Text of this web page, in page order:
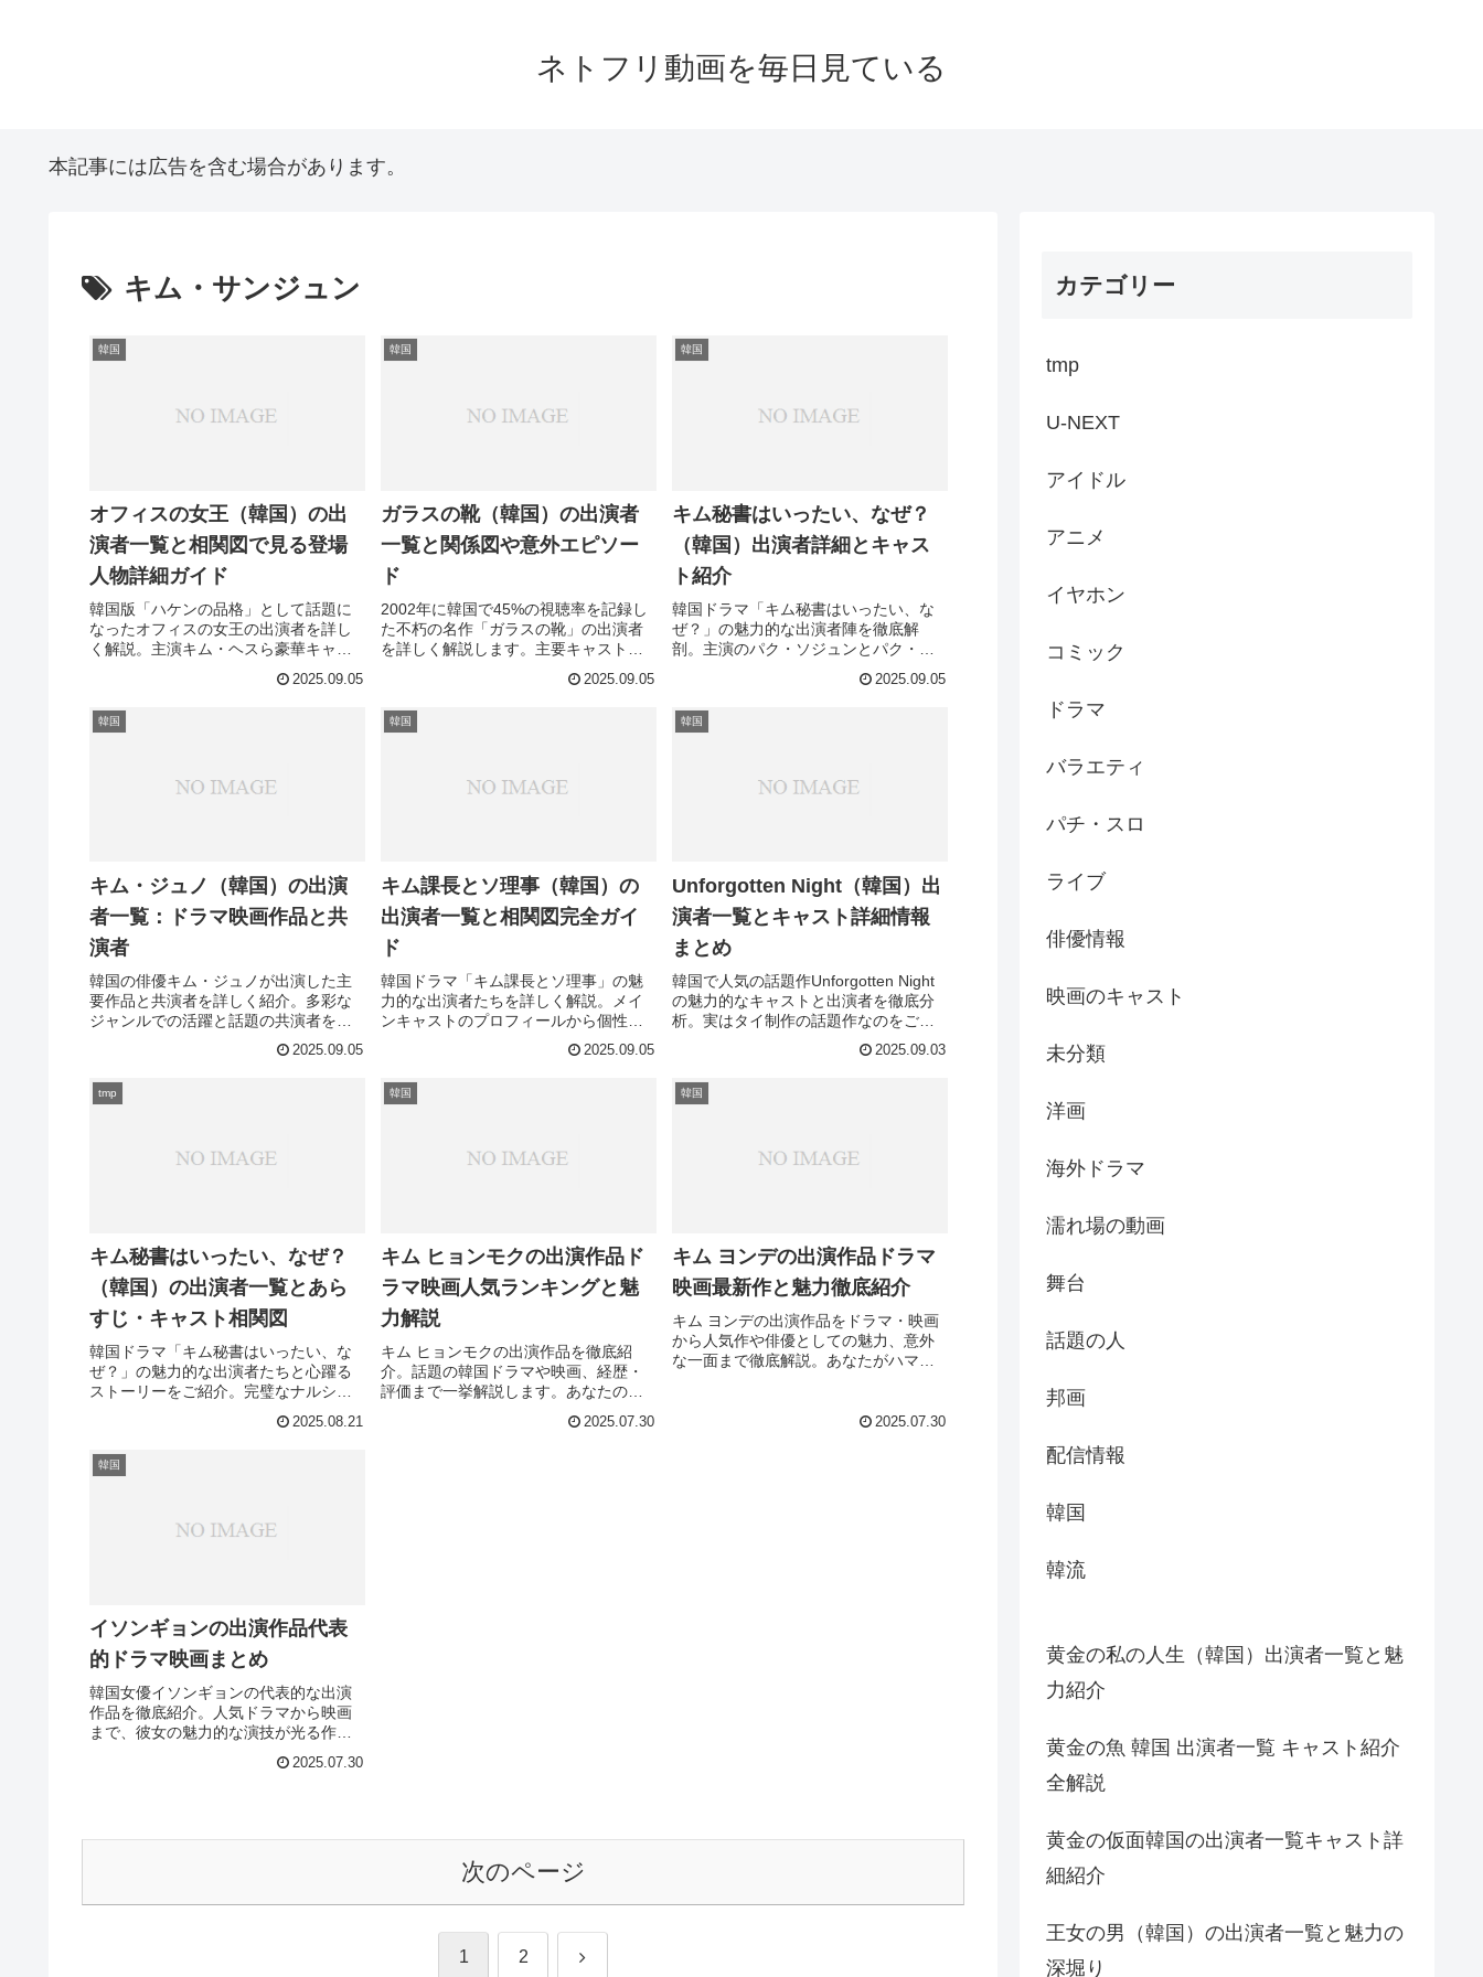
ネトフリ動画を毎日見ている
本記事には広告を含む場合があります。
キム・サンジュン
韓国
オフィスの女王（韓国）の出
演者一覧と相関図で見る登場
人物詳細ガイド
韓国版「ハケンの品格」として話題に
なったオフィスの女王の出演者を詳し
く解説。主演キム・ヘスら豪華キャス
す。あなたの推しキャストは誰です
か？
2025.09.05
韓国
ガラスの靴（韓国）の出演者
一覧と関係図や意外エピソー
ド
2002年に韓国で45%の視聴率を記録し
た不朽の名作「ガラスの靴」の出演者
を詳しく解説します。主要キャストの
事実まで徹底的にご紹介。このドラマ
の魅力を知り尽くしたい方は必見で
す。
2025.09.05
韓国
キム秘書はいったい、なぜ？
（韓国）出演者詳細とキャス
ト紹介
韓国ドラマ「キム秘書はいったい、な
ぜ？」の魅力的な出演者陣を徹底解
剖。主演のパク・ソジュンとパク・ミ
スト情報をお届け。あなたが知らない
裏話はどれ？
2025.09.05
韓国
キム・ジュノ（韓国）の出演
者一覧：ドラマ映画作品と共
演者
韓国の俳優キム・ジュノが出演した主
要作品と共演者を詳しく紹介。多彩な
ジャンルでの活躍と話題の共演者を知
ることができます。気になる作品は見
2025.09.05
韓国
キム課長とソ理事（韓国）の
出演者一覧と相関図完全ガイ
ド
韓国ドラマ「キム課長とソ理事」の魅
力的な出演者たちを詳しく解説。メイ
ンキャストのプロフィールから個性豊
かな脇役まで、ドラマの世界観を彩る
キャラクター相関図を一挙公開。あな
たの推し俳優は見つかりましたか？
2025.09.05
韓国
Unforgotten Night（韓国）出
演者一覧とキャスト詳細情報
まとめ
韓国で人気の話題作Unforgotten Night
の魅力的なキャストと出演者を徹底分
析。実はタイ制作の話題作なのをご存
2025.09.03
tmp
キム秘書はいったい、なぜ？
（韓国）の出演者一覧とあら
すじ・キャスト相関図
韓国ドラマ「キム秘書はいったい、な
ぜ？」の魅力的な出演者たちと心躍る
ストーリーをご紹介。完璧なナルシス
ト副会長と有能な秘書の恋愛模様、豪
華キャストの詳細プロフィールまで徹
底解説します。あなたも韓流ラブコメ
の世界に夢中になってしまうかも？
2025.08.21
韓国
キム ヒョンモクの出演作品ド
ラマ映画人気ランキングと魅
力解説
キム ヒョンモクの出演作品を徹底紹
介。話題の韓国ドラマや映画、経歴・
評価まで一挙解説します。あなたのお
2025.07.30
韓国
キム ヨンデの出演作品ドラマ
映画最新作と魅力徹底紹介
キム ヨンデの出演作品をドラマ・映画
から人気作や俳優としての魅力、意外
な一面まで徹底解説。あなたがハマる
2025.07.30
韓国
イソンギョンの出演作品代表
的ドラマ映画まとめ
韓国女優イソンギョンの代表的な出演
作品を徹底紹介。人気ドラマから映画
まで、彼女の魅力的な演技が光る作品
2025.07.30
次のページ
1 2 次
カテゴリー
tmp
U-NEXT
アイドル
アニメ
イヤホン
コミック
ドラマ
バラエティ
パチ・スロ
ライブ
俳優情報
映画のキャスト
未分類
洋画
海外ドラマ
濡れ場の動画
舞台
話題の人
邦画
配信情報
韓国
韓流
黄金の私の人生（韓国）出演者一覧と魅
力紹介
黄金の魚 韓国 出演者一覧 キャスト紹介
全解説
黄金の仮面韓国の出演者一覧キャスト詳
細紹介
王女の男（韓国）の出演者一覧と魅力の
深堀り